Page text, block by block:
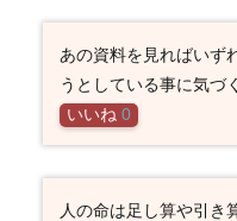
あの資料を見ればいず
うとしている事に気づ
いいね 0
人の命は足し算や引き